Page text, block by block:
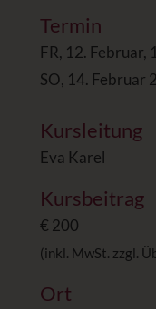
Termin
FR, 12. Februar,
SO, 14. Februar
Kursleitung
Eva Karel
Kursbeitrag
€ 200
(inkl. MwSt. zzgl.
Ort